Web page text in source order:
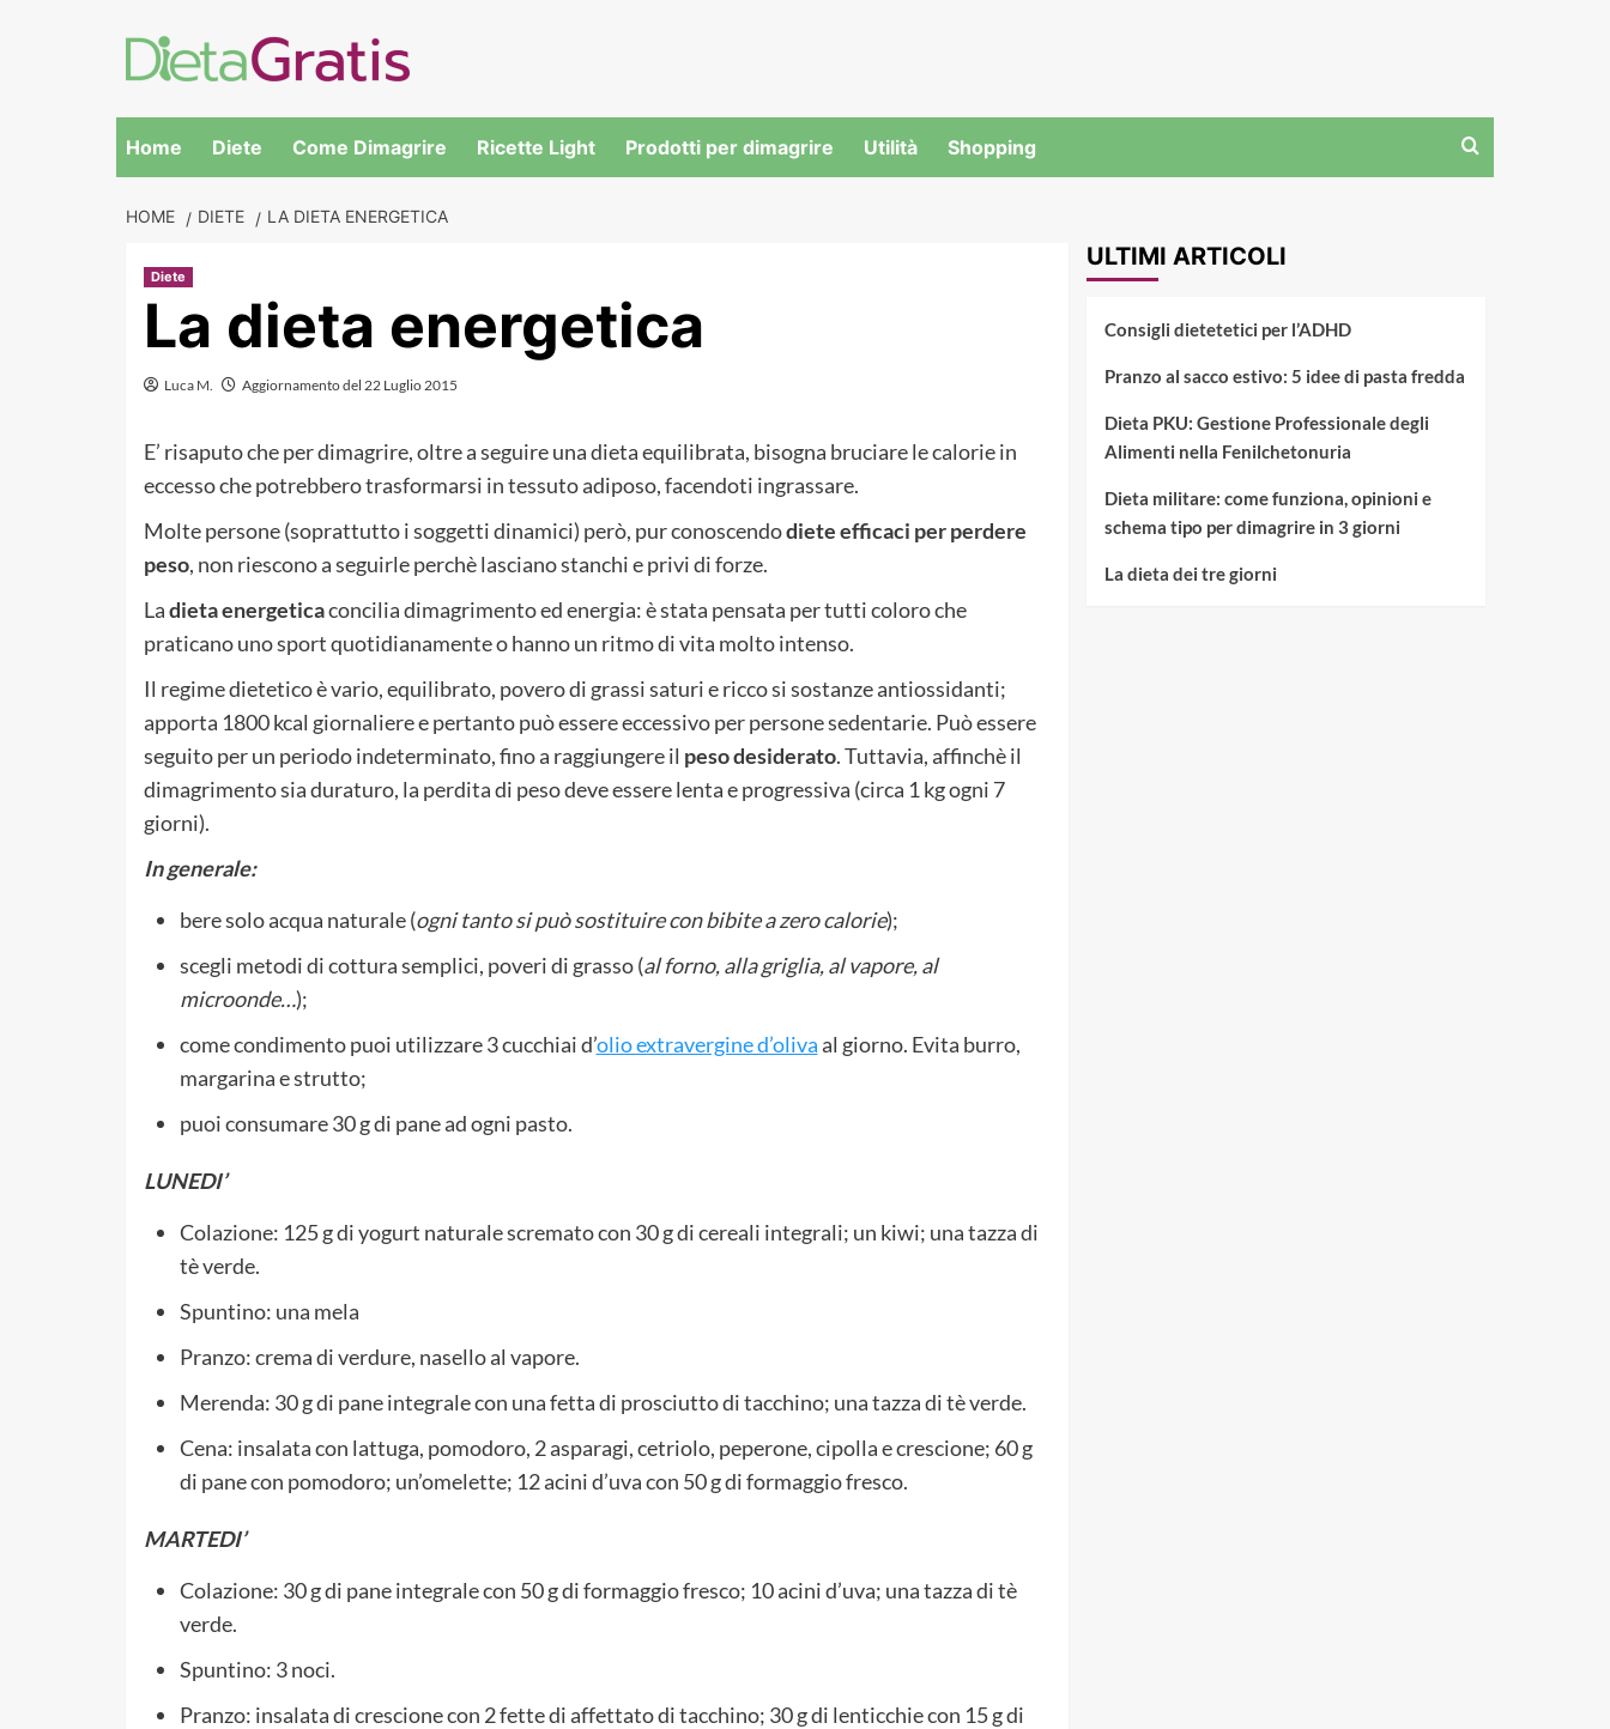
to
content
Home Diete Come Dimagrire Ricette Light Prodotti per dimagrire Utilità Shopping
HOME DIETE LA DIETA ENERGETICA
Diete
La dieta energetica
Luca M. Aggiornamento del 22 Luglio 2015
E’ risaputo che per dimagrire, oltre a seguire una dieta equilibrata, bisogna bruciare le calorie in
eccesso che potrebbero trasformarsi in tessuto adiposo, facendoti ingrassare.
Molte persone (soprattutto i soggetti dinamici) però, pur conoscendodiete efficaci per perdere
peso, non riescono a seguirle perchè lasciano stanchi e privi di forze.
Ladieta energeticaconcilia dimagrimento ed energia: è stata pensata per tutti coloro che
praticano uno sport quotidianamente o hanno un ritmo di vita molto intenso.
Il regime dietetico è vario, equilibrato, povero di grassi saturi e ricco si sostanze antiossidanti;
apporta 1800 kcal giornaliere e pertanto può essere eccessivo per persone sedentarie. Può essere
seguito per un periodo indeterminato, fino a raggiungere il peso desiderato. Tuttavia, affinchè il
dimagrimento sia duraturo, la perdita di peso deve essere lenta e progressiva (circa 1 kg ogni 7
giorni).
In generale:
bere solo acqua naturale (ogni tanto si può sostituire con bibite a zero calorie);
scegli metodi di cottura semplici, poveri di grasso (al forno, alla griglia, al vapore, al
microonde…);
come condimento puoi utilizzare 3 cucchiai d’olio extravergine d’olivaal giorno. Evita burro,
margarina e strutto;
puoi consumare 30 g di pane ad ogni pasto.
LUNEDI’
Colazione: 125 g di yogurt naturale scremato con 30 g di cereali integrali; un kiwi; una tazza di
tè verde.
Spuntino: una mela
Pranzo: crema di verdure, nasello al vapore.
Merenda: 30 g di pane integrale con una fetta di prosciutto di tacchino; una tazza di tè verde.
Cena: insalata con lattuga, pomodoro, 2 asparagi, cetriolo, peperone, cipolla e crescione; 60 g
di pane con pomodoro; un’omelette; 12 acini d’uva con 50 g di formaggio fresco.
MARTEDI’
Colazione: 30 g di pane integrale con 50 g di formaggio fresco; 10 acini d’uva; una tazza di tè
verde.
Spuntino: 3 noci.
Pranzo: insalata di crescione con 2 fette di affettato di tacchino; 30 g di lenticchie con 15 g di
ULTIMI ARTICOLI
Consigli dietetetici per l’ADHD
Pranzo al sacco estivo: 5 idee di pasta fredda
Dieta PKU: Gestione Professionale degli
Alimenti nella Fenilchetonuria
Dieta militare: come funziona, opinioni e
schema tipo per dimagrire in 3 giorni
La dieta dei tre giorni